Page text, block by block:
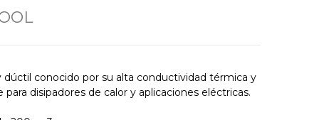
dúctil conocido por su alta conductividad térmica y
disipadores de calor y aplicaciones eléctricas.